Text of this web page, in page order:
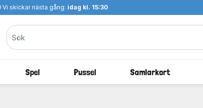
Vi skickar nästa gång: idag kl. 15:30
Spel Pussel Samlarkort